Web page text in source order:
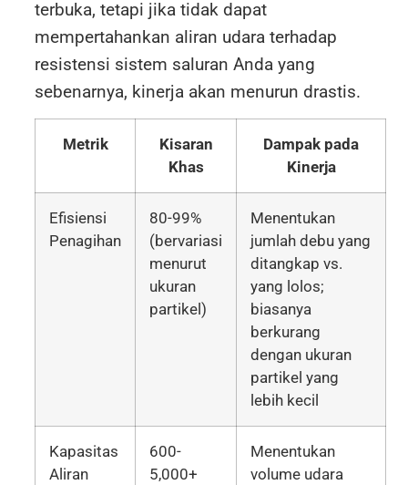
terbuka, tetapi jika tidak dapat
mempertahankan aliran udara terhadap
resistensi sistem saluran Anda yang
sebenarnya, kinerja akan menurun drastis.
Metrik
Kisaran
Khas
Dampak pada
Kinerja
Efisiensi
Penagihan
80-99%
(bervariasi
menurut
ukuran
partikel)
Menentukan
jumlah debu yang
ditangkap vs.
yang lolos;
biasanya
berkurang
dengan ukuran
partikel yang
lebih kecil
Kapasitas
Aliran
600-
5,000+
Menentukan
volume udara